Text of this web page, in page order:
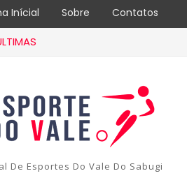
Inícial Sobre Contatos
De Esportes Do Vale Do Sabugi